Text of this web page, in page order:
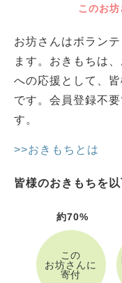
このお
お坊さんはボラン
ます。おきもちは
への応援として、
です。会員登録不
す。
>>おきもちとは
皆様のおきもちを以
約70%
この
お坊さんに
寄付